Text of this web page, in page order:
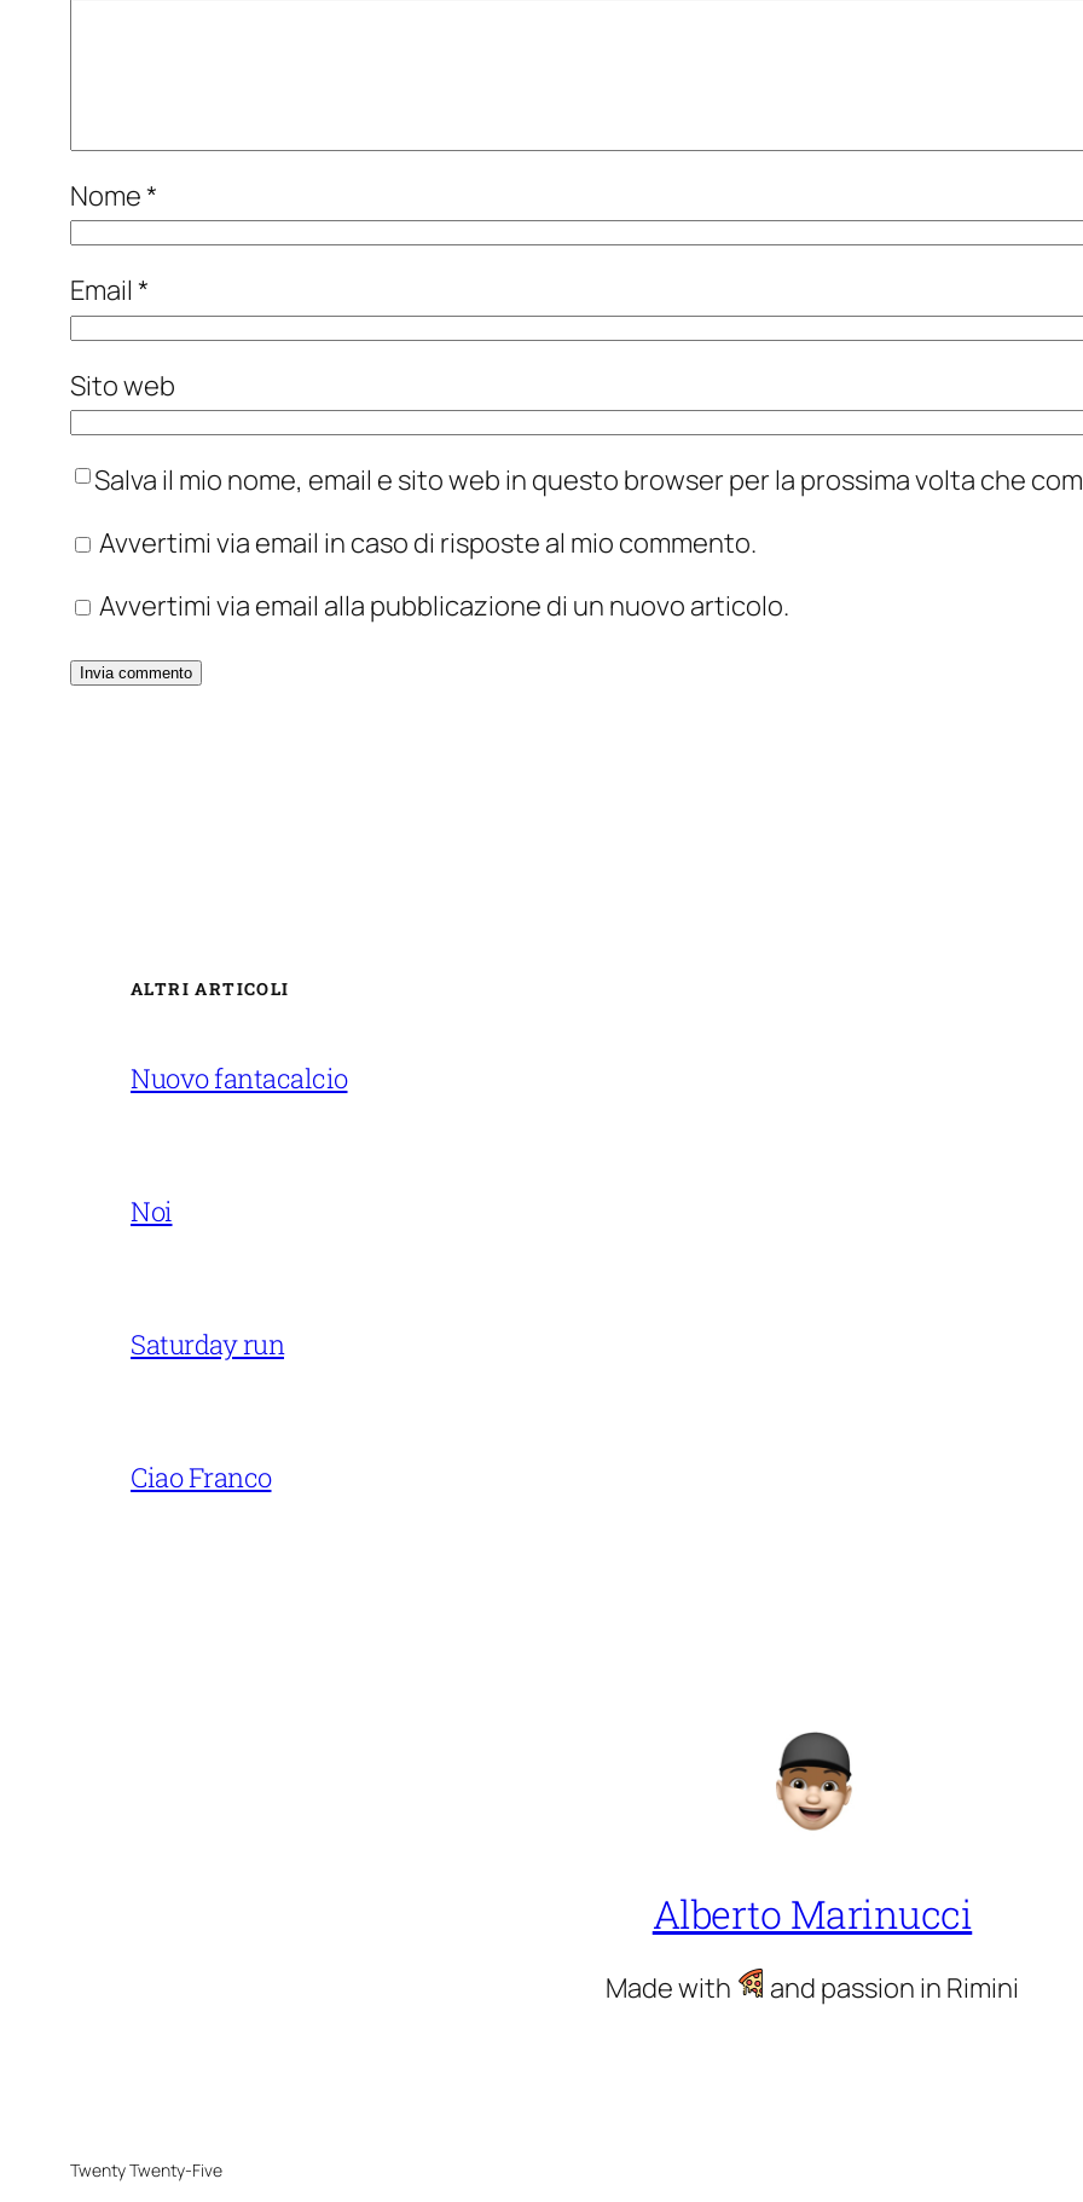
Nome*
Email *
Sito web
Salva il mio nome, email e sito web in questo browser per la prossima volta che
Avvertimi via email in caso di risposte al mio commento.
Avvertimi via email alla pubblicazione di un nuovo articolo.
ALTRI ARTICOLI
Nuovo fantacalcio
Noi
Saturday run
Ciao Franco
Alberto Marinucci
Made with and passion in Rimini
Twenty Twenty-Five